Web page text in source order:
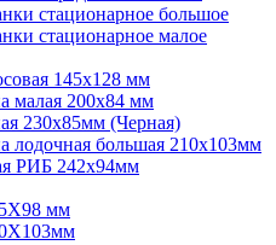
стационарное большое
стационарное малое
145x128 мм
малая 200х84 мм
230х85мм (Черная)
лодочная большая 210х103мм
РИБ 242х94мм
мм